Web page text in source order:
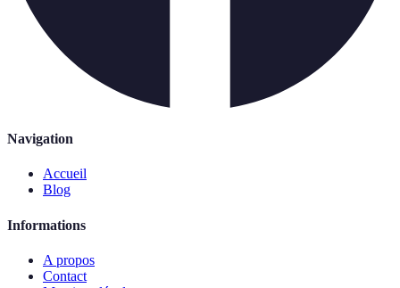
Navigation
Accueil
Blog
Informations
A propos
Contact